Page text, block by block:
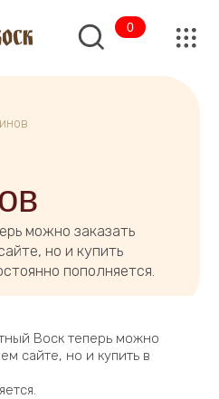
Воск теперь можно
сайте, но и купить в